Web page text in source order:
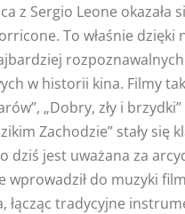
z Sergio Leone okazała
To właśnie dzięki
w historii kina. Filmy
„Dobry, zły i
Zachodzie” stały się
dziś jest uważana za
wprowadził do muzyki
łącząc tradycyjne